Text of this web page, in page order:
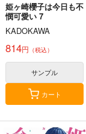
姫ヶ崎櫻子は今日も不
憫可愛い 7
KADOKAWA
814円 （税込）
サンプル
カート